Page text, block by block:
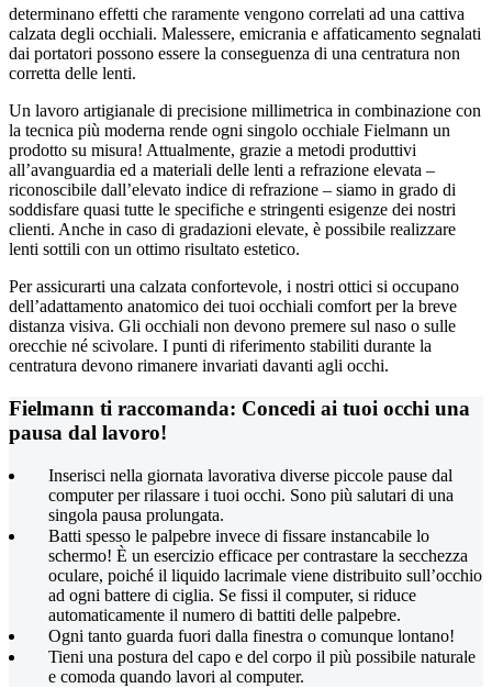
determinano effetti che raramente vengono correlati ad una cattiva
calzata degli occhiali. Malessere, emicrania e affaticamento segnalati
dai portatori possono essere la conseguenza di una centratura non
corretta delle lenti.
Un lavoro artigianale di precisione millimetrica in combinazione con
la tecnica più moderna rende ogni singolo occhiale Fielmann un
prodotto su misura! Attualmente, grazie a metodi produttivi
all’avanguardia ed a materiali delle lenti a refrazione elevata –
riconoscibile dall’elevato indice di refrazione – siamo in grado di
soddisfare quasi tutte le specifiche e stringenti esigenze dei nostri
clienti. Anche in caso di gradazioni elevate, è possibile realizzare
lenti sottili con un ottimo risultato estetico.
Per assicurarti una calzata confortevole, i nostri ottici si occupano
dell’adattamento anatomico dei tuoi occhiali comfort per la breve
distanza visiva. Gli occhiali non devono premere sul naso o sulle
orecchie né scivolare. I punti di riferimento stabiliti durante la
centratura devono rimanere invariati davanti agli occhi.
Fielmann ti raccomanda: Concedi ai tuoi occhi una
pausa dal lavoro!
Inserisci nella giornata lavorativa diverse piccole pause dal
computer per rilassare i tuoi occhi. Sono più salutari di una
singola pausa prolungata.
Batti spesso le palpebre invece di fissare instancabile lo
schermo! È un esercizio efficace per contrastare la secchezza
oculare, poiché il liquido lacrimale viene distribuito sull’occhio
ad ogni battere di ciglia. Se fissi il computer, si riduce
automaticamente il numero di battiti delle palpebre.
Ogni tanto guarda fuori dalla finestra o comunque lontano!
Tieni una postura del capo e del corpo il più possibile naturale
e comoda quando lavori al computer.